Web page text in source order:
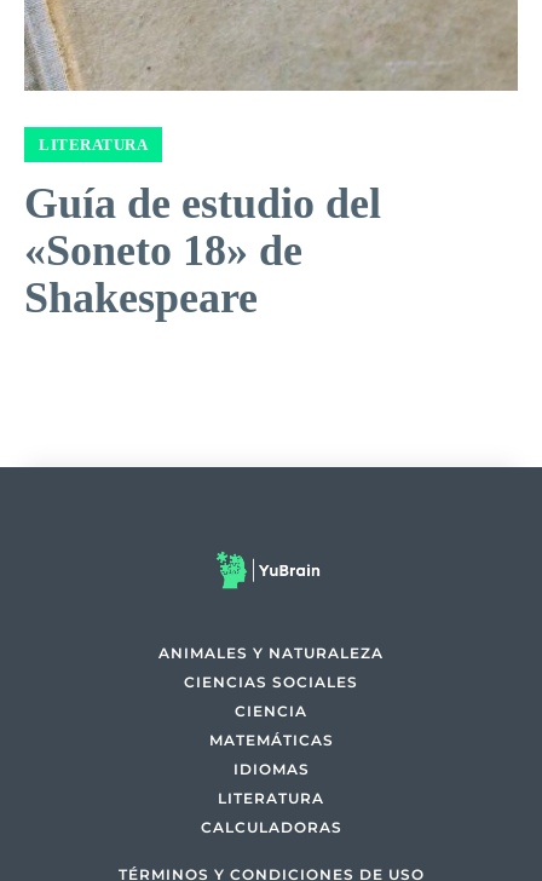
LITERATURA
Guía de estudio del
«Soneto 18» de
Shakespeare
ANIMALES Y NATURALEZA
CIENCIAS SOCIALES
CIENCIA
MATEMÁTICAS
IDIOMAS
LITERATURA
CALCULADORAS
TÉRMINOS Y CONDICIONES DE USO